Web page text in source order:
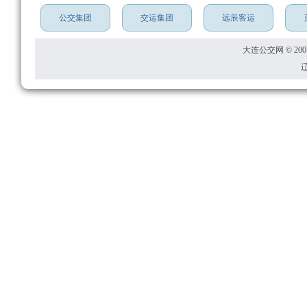
公交集团 交运集团 远辰客运
大连公交网 ©